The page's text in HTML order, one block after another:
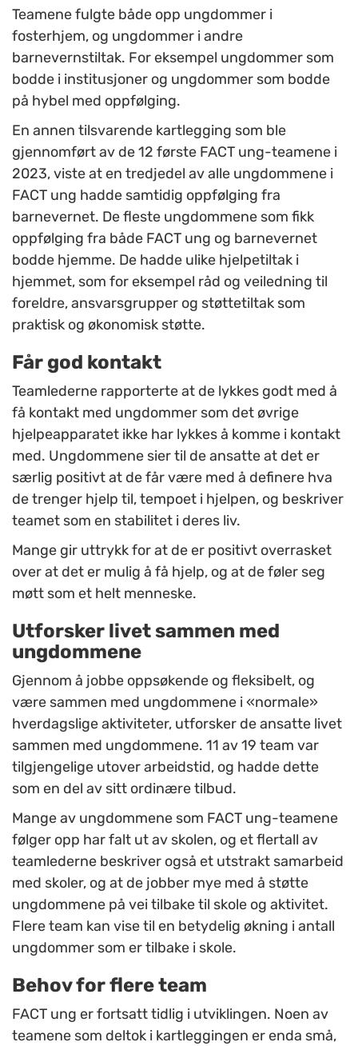
Teamene fulgte både opp ungdommer i
fosterhjem, og ungdommer i andre
barnevernstiltak. For eksempel ungdommer som
bodde i institusjoner og ungdommer som bodde
på hybel med oppfølging.
En annen tilsvarende kartlegging som ble
gjennomført av de 12 første FACT ung-teamene i
2023, viste at en tredjedel av alle ungdommene i
FACT ung hadde samtidig oppfølging fra
barnevernet. De fleste ungdommene som fikk
oppfølging fra både FACT ung og barnevernet
bodde hjemme. De hadde ulike hjelpetiltak i
hjemmet, som for eksempel råd og veiledning til
foreldre, ansvarsgrupper og støttetiltak som
praktisk og økonomisk støtte.
Får god kontakt
Teamlederne rapporterte at de lykkes godt med å
få kontakt med ungdommer som det øvrige
hjelpeapparatet ikke har lykkes å komme i kontakt
med. Ungdommene sier til de ansatte at det er
særlig positivt at de får være med å definere hva
de trenger hjelp til, tempoet i hjelpen, og beskriver
teamet som en stabilitet i deres liv.
Mange gir uttrykk for at de er positivt overrasket
over at det er mulig å få hjelp, og at de føler seg
møtt som et helt menneske.
Utforsker livet sammen med
ungdommene
Gjennom å jobbe oppsøkende og fleksibelt, og
være sammen med ungdommene i «normale»
hverdagslige aktiviteter, utforsker de ansatte livet
sammen med ungdommene. 11 av 19 team var
tilgjengelige utover arbeidstid, og hadde dette
som en del av sitt ordinære tilbud.
Mange av ungdommene som FACT ung-teamene
følger opp har falt ut av skolen, og et flertall av
teamlederne beskriver også et utstrakt samarbeid
med skoler, og at de jobber mye med å støtte
ungdommene på vei tilbake til skole og aktivitet.
Flere team kan vise til en betydelig økning i antall
ungdommer som er tilbake i skole.
Behov for flere team
FACT ung er fortsatt tidlig i utviklingen. Noen av
teamene som deltok i kartleggingen er enda små,